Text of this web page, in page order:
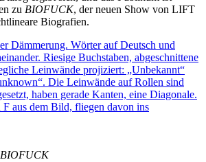
zu BIOFUCK, der neuen Show von LIFT
Biografien.
BIOFUCK